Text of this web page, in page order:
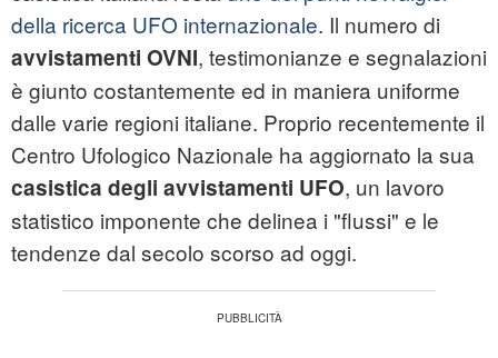
della ricerca UFO internazionale. Il numero di
avvistamenti OVNI, testimonianze e segnalazioni
è giunto costantemente ed in maniera uniforme
dalle varie regioni italiane. Proprio recentemente il
Centro Ufologico Nazionale ha aggiornato la sua
casistica degli avvistamenti UFO, un lavoro
statistico imponente che delinea i "flussi" e le
tendenze dal secolo scorso ad oggi.